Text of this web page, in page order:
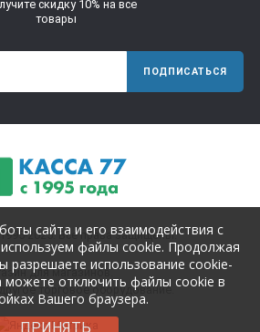
скидку 10% на все
товары
ПОДПИСАТЬСЯ
2025. Все права защищены.
для магазинов.
торговое оборудование.
сайта и его взаимодействия с
файлы cookie. Продолжая
разрешаете использование cookie-
можете отключить файлы cookie в
Вашего браузера.
ПРИНЯТЬ